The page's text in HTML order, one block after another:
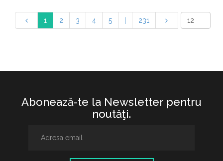
1 2 3 4 5 231
Abonează-te la Newsletter pentru
noutăţi.